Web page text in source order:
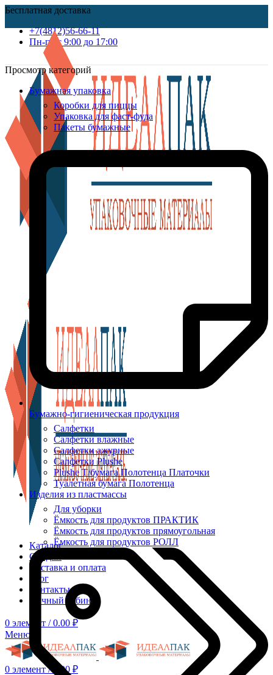
Бесплатная доставка
+7(4812)56-66-11
Пн-пт c 9:00 до 17:00
Каталог
Скидки
Доставка и оплата
Блог
Контакты
Личный кабинет
0 элемент / 0.00 ₽
Меню
0 элемент / 0.00 ₽
Просмотр категорий
Бумажная упаковка
Коробки для пиццы
Упаковка для фаст-фуда
Пакеты бумажные
Бумажно-гигиеническая продукция
Салфетки
Салфетки влажные
Салфетки ажурные
Салфетки Plushe
Plushe Т/бумага Полотенца Платочки
Туалетная бумага Полотенца
Изделия из пластмассы
Для уборки
Ёмкость для продуктов ПРАКТИК
Ёмкость для продуктов прямоугольная
Ёмкость для продуктов РОЛЛ